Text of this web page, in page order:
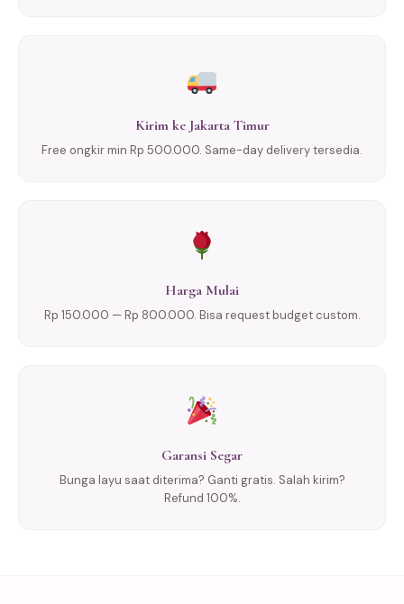
Kirim ke Jakarta Timur
Free ongkir min Rp 500.000. Same-day delivery tersedia.
Harga Mulai
Rp 150.000 — Rp 800.000. Bisa request budget custom.
Garansi Segar
Bunga layu saat diterima? Ganti gratis. Salah kirim?
Refund 100%.